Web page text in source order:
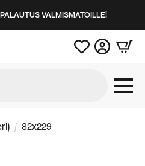
VALMISMATOILLE!
82x229